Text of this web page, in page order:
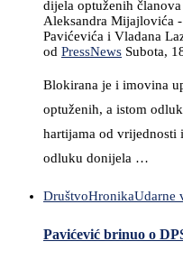
dijela optuženih
Aleksandra Mijajlovića
Pavićevića i Vladana
od PressNews Subota,
Blokirana je i imovina
optuženih, a istom
hartijama od vrijednosti
odluku donijela …
DruštvoHronikaUdarne
Pavićević brinuo o